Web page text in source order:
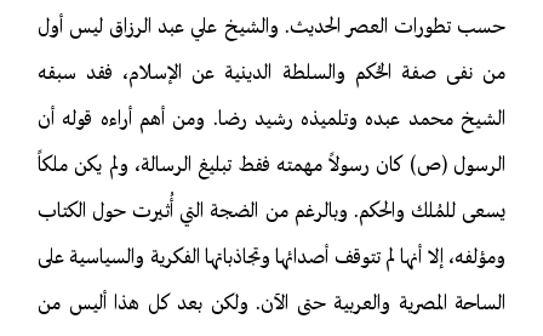
حسب تطورات العصر الحديث. والشيخ علي عبد الرزاق ليس أول
من نفى صفة الحُكم والسلطة الدينية عن الإسلام، فقد سبقه
الشيخ محمد عبده وتلميذه رشيد رضا. ومن أهم أراءه قوله أن
الرسول (ص) كان رسولاً مهمته فقط تبليغ الرسالة، ولم يكن ملكاً
يسعى للمُلك والحكم. وبالرغم من الضجة التي أُثيرت حول الكتاب
ومؤلفه، إلا أنها لم تتوقف أصدائها وتجاذباتها الفكرية والسياسية على
الساحة المصرية والعربية حتى الآن. ولكن بعد كل هذا أليس من